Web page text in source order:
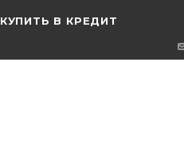
КУПИТЬ В КРЕДИТ